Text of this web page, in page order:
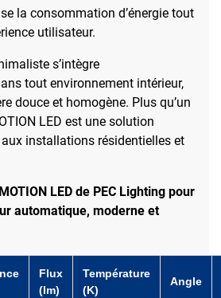
la consommation d’énergie tout
utilisateur.
s’intègre
tout environnement intérieur,
douce et homogène. Plus qu’un
LED est une solution
installations résidentielles et
LED de PEC Lighting pour
automatique, moderne et
Flux
(lm)
Température
(K)
Angle